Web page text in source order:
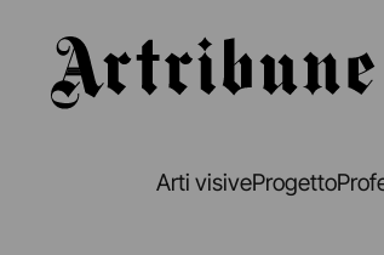
Arti visiveProgetto